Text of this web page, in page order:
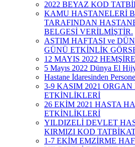
2022 BEYAZ KOD
KAMU HASTANELERİ
TARAFINDAN
BELGESİ VERİLMİŞTİR.
ASTIM HAFTASI ve
GÜNÜ ETKİNLİK
12 MAYIS 2022
5 Mayıs 2022 Dünya El
Hastane İdaresinden
3-9 KASIM 2021
ETKİNLİKLERİ
26 EKİM 2021 HASTA
ETKİNLİKLERİ
YILDIZELİ DEVLET
KIRMIZI KOD
1-7 EKİM EMZİRME